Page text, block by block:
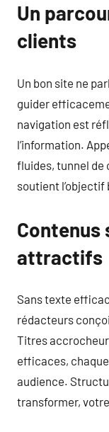
Un
clients
Un bon site ne
guider
navigation est
l’information.
fluides, tunnel de
soutient l’objectif
attractifs
Sans texte
rédacteurs
Titres
efficaces,
audience.
transformer,